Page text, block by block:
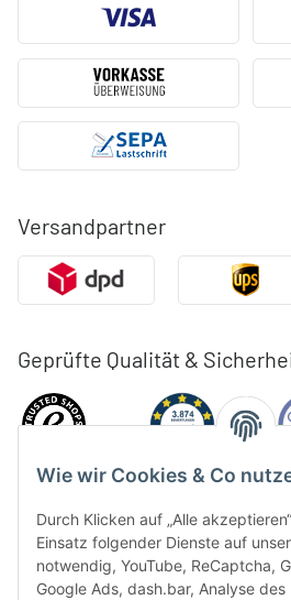
Wie wir Cookies & Co
Durch Klicken auf „Alle
Einsatz folgender Dienste auf
notwendig, YouTube, ReCaptcha,
Google Ads, dash.bar, Analyse
Versandpartner
Geprüfte Qualität &